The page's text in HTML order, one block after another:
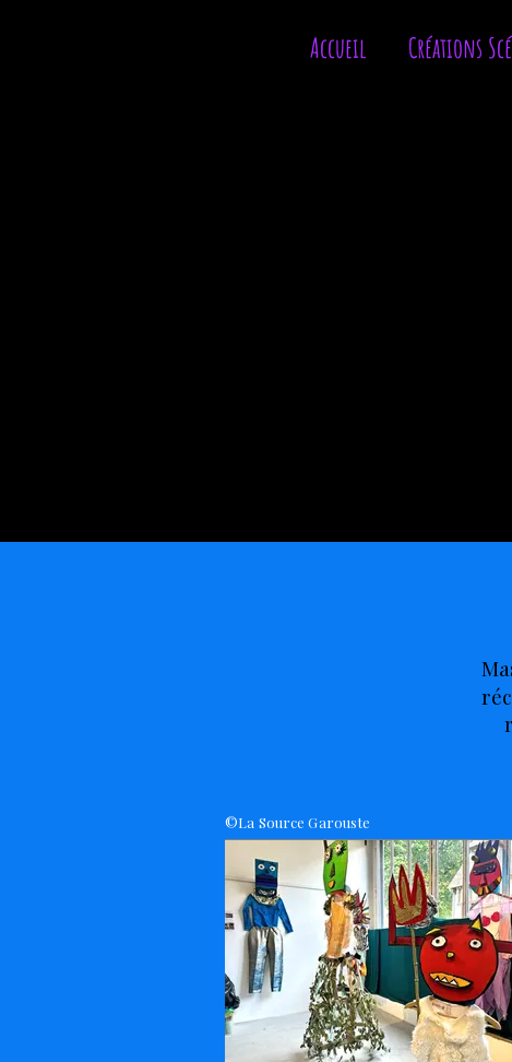
Accueil Créations
©La Source Garouste